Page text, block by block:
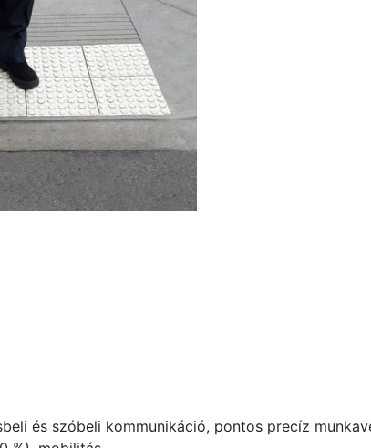
és szóbeli kommunikáció, pontos precíz